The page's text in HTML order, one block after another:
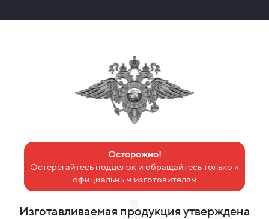
Осторожно!
Остерегайтесь подделок и обращайтесь только к
официальным изготовителям
Изготавливаемая продукция утверждена